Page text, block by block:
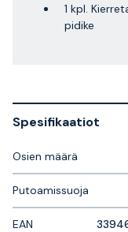
1 kpl.
pidike
Spesifikaatiot
Osien määrä
Putoamissuoja
EAN